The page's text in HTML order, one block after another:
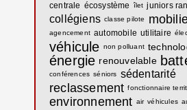
centrale écosystème îlet juniors
collégiens classe pilote
agencement automobile utilitaire
véhicule non polluant
énergie renouvelable
conférences séniors sédentarité
reclassement fonctionnaire
environnement air véhicules